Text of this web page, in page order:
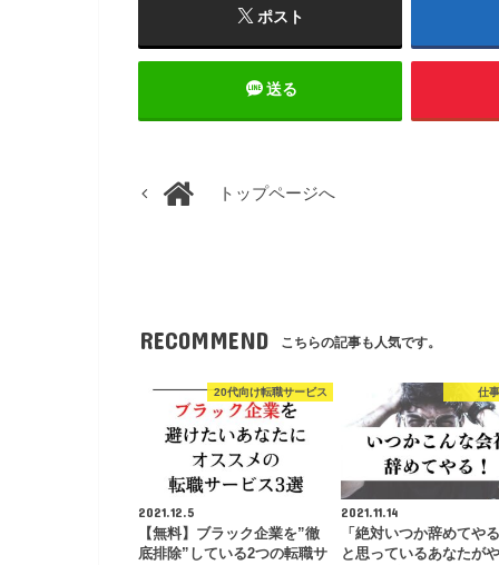
ポスト
送る
トップページへ
RECOMMEND こちらの記事も人気です。
20代向け転職サービス
2021.12.5
【無料】ブラック企業を”徹
底排除”している2つの転職サ
仕
2021.11.14
「絶対いつか辞めてや
と思っているあなたが